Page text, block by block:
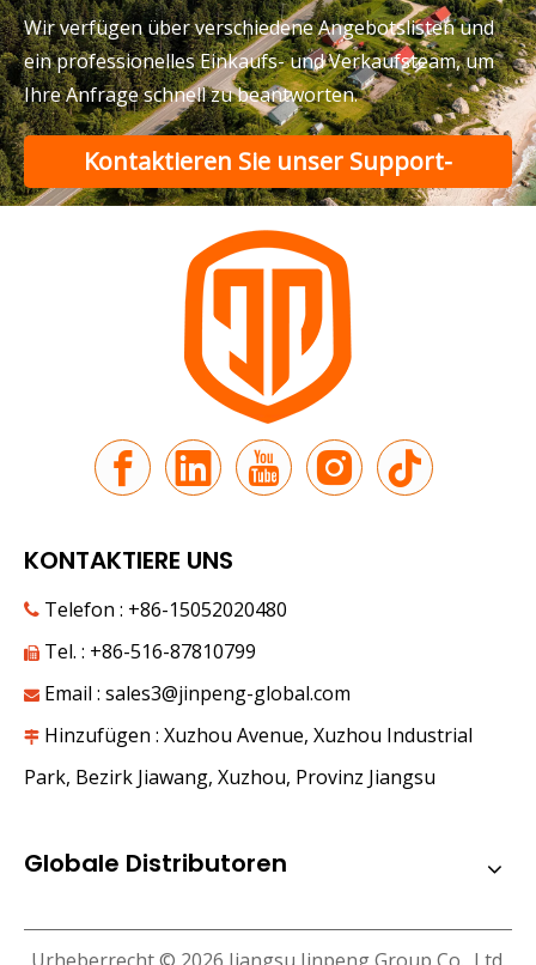
Wir verfügen über verschiedene Angebotslisten und
ein professionelles Einkaufs- und Verkaufsteam, um
Ihre Anfrage schnell zu beantworten.
Kontaktieren Sie unser Support-
Team
KONTAKTIERE UNS
 Telefon : +86-15052020480
 Tel. : +86-516-87810799
 Email : sales3@jinpeng-global.com
 Hinzufügen : Xuzhou Avenue, Xuzhou Industrial
Park, Bezirk Jiawang, Xuzhou, Provinz Jiangsu
Globale Distributoren